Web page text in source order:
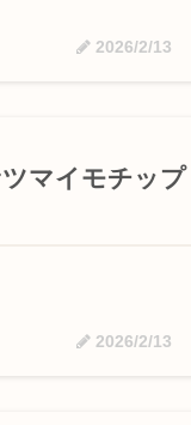
2026/2/13
マイモチップ
2026/2/13